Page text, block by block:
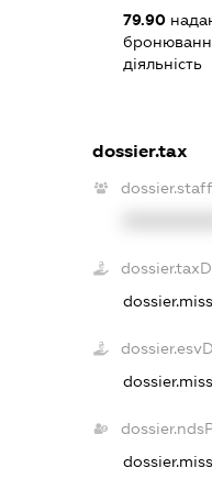
79.90
діяльність
dossier.tax
dossier.staff